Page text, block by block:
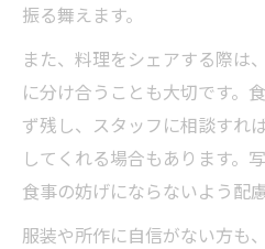
振る舞えます。
また、料理をシェアする際は
に分け合うことも大切です。
ず残し、スタッフに相談すれ
してくれる場合もあります。
食事の妨げにならないよう配
服装や所作に自信がない方も